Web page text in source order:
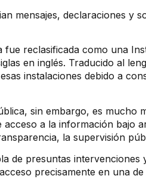
mensajes, declaraciones y
fue reclasificada como una
en inglés. Traducido al
instalaciones debido a
sin embargo, es mucho
a la información bajo
la supervisión
de presuntas
precisamente en una